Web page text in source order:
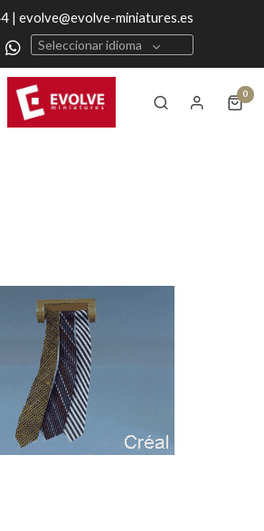
| evolve@evolve-miniatures.es
Seleccionar idioma
0